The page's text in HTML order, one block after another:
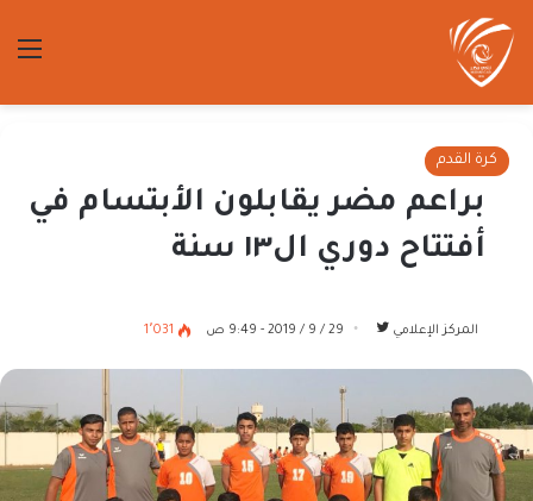
كرة القدم
براعم مضر يقابلون الأبتسام في
أفتتاح دوري ال١٣ سنة
المركز الإعلامي
تابع
29 / 9 / 2019 - 9:49 ص 1٬031